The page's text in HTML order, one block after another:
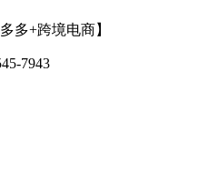
多+跨境电商】
7943